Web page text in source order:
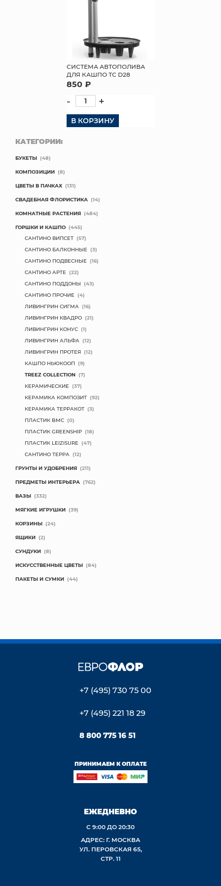
СИСТЕМА АВТОПОЛИВА
ДЛЯ КАШПО ТС D28
850 ₽
- +
В КОРЗИНУ
КАТЕГОРИИ:
БУКЕТЫ (48)
КОМПОЗИЦИИ (8)
ЦВЕТЫ В ПАЧКАХ (131)
СВАДЕБНАЯ ФЛОРИСТИКА (14)
КОМНАТНЫЕ РАСТЕНИЯ (484)
ГОРШКИ И КАШПО (445)
САНТИНО ВИПСЕТ (57)
САНТИНО БАЛКОННЫЕ (3)
САНТИНО ПОДВЕСНЫЕ (16)
САНТИНО АРТЕ (22)
САНТИНО ПОДДОНЫ (43)
САНТИНО ПРОЧИЕ (4)
ЛИВИНГРИН СИГМА (16)
ЛИВИНГРИН КВАДРО (21)
ЛИВИНГРИН КОНУС (1)
ЛИВИНГРИН АЛЬФА (12)
ЛИВИНГРИН ПРОТЕЯ (12)
КАШПО НЬЮКООП (9)
TREEZ COLLECTION (7)
КЕРАМИЧЕСКИЕ (37)
КЕРАМИКА КОМПОЗИТ (92)
КЕРАМИКА ТЕРРАКОТ (3)
ПЛАСТИК BMC (0)
ПЛАСТИК GREENSHIP (18)
ПЛАСТИК LEIZISURE (47)
САНТИНО ТЕРРА (12)
ГРУНТЫ И УДОБРЕНИЯ (211)
ПРЕДМЕТЫ ИНТЕРЬЕРА (762)
ВАЗЫ (332)
МЯГКИЕ ИГРУШКИ (39)
КОРЗИНЫ (24)
ЯЩИКИ (2)
СУНДУКИ (8)
ИСКУССТВЕННЫЕ ЦВЕТЫ (84)
ПАКЕТЫ И СУМКИ (44)
+7 (495) 730 75 00
+7 (495) 221 18 29
8 800 775 16 51
ПРИНИМАЕМ К ОПЛАТЕ
ЕЖЕДНЕВНО
С 9:00 ДО 20:30
АДРЕС: Г. МОСКВА
УЛ. ПЕРОВСКАЯ 65,
СТР. 11